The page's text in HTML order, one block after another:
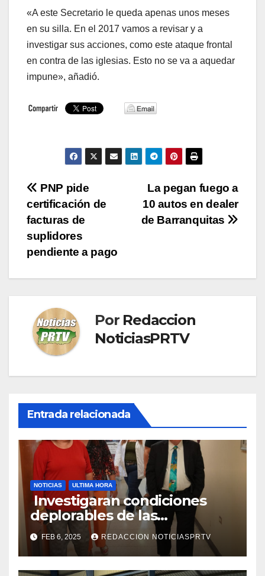
«A este Secretario le queda apenas unos meses
en su silla. En el 2017 vamos a revisar y a
investigar sus acciones, como este ataque frontal
en contra de las iglesias. Esto no se va a aquedar
impune», añadió.
Navegación
de
entradas
La pegan fuego a
10 autos en dealer
de Barranquitas
PNP pide
certificación de
facturas de
suplidores
pendiente a pago
Por Redaccion
NoticiasPRTV
Entrada relacionada
NOTICIAS ULTIMA HORA
Investigaran condiciones
deplorables de las
facilidades el Departamento
de la Salud en Mayagüez
FEB 6, 2025 REDACCION NOTICIASPRTV